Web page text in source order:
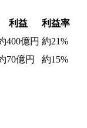
利益
利益率
400億円 約21%
70億円 約15%